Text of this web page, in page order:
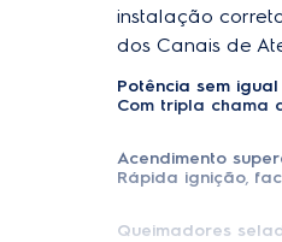
Tripla chama
Conversão para GN
Timer
instalação
dos Canais de
Potência sem igual
Com tripla chama
Acendimento
Rápida ignição,
Queimadores